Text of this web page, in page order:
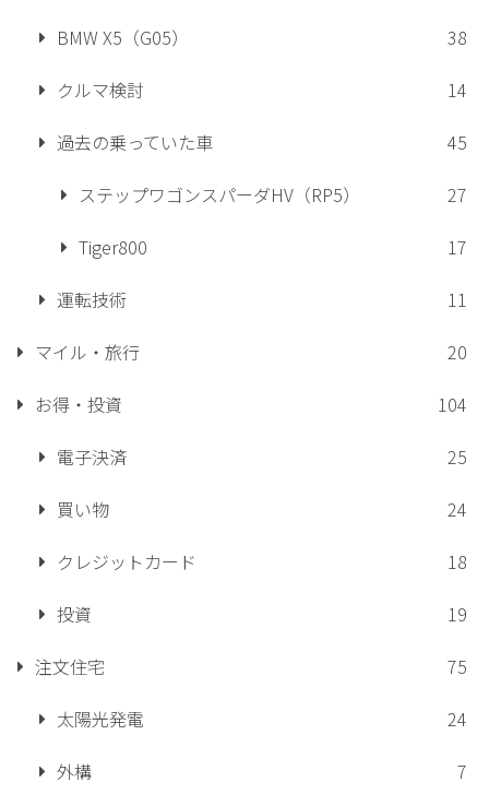
BMW X5（G05）
38
クルマ検討
14
過去の乗っていた車
45
ステップワゴンスパーダHV（RP5）
27
Tiger800
17
運転技術
11
マイル・旅行
20
お得・投資
104
電子決済
25
買い物
24
クレジットカード
18
投資
19
注文住宅
75
太陽光発電
24
外構
7